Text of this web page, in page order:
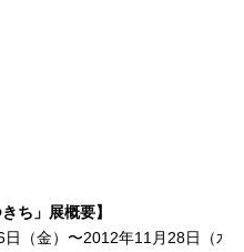
ち」展概要】
日（金）〜2012年11月28日（